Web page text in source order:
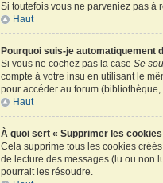
Si toutefois vous ne parveniez pas à
Haut
Pourquoi suis-je automatiquement
Si vous ne cochez pas la caseSe
compte à votre insu en utilisant le
pour accéder au forum
Haut
À quoi sert « Supprimer les
Cela supprime tous les cookies
de lecture des messages (lu ou non
pourrait les résoudre.